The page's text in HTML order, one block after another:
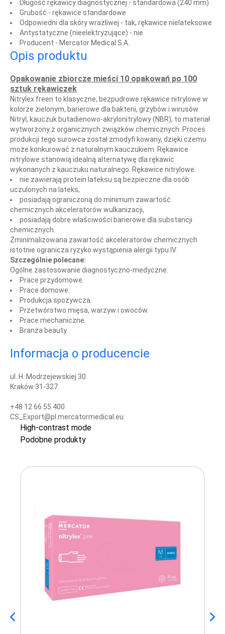
Długość rękawicy diagnostycznej - standardowa (240 mm)
Grubość - rękawice standardowe
Odpowiedni dla skóry wrażliwej - tak, rękawice nielateksowe
Antystatyczne (nieelektryzujące) - nie
Producent - Mercator Medical S.A.
Opis produktu
Opakowanie zbiorcze mieści 10 opakowań po 100
sztuk rękawiczek
Nitrylex freen to klasyczne, bezpudrowe rękawice nitrylowe w
kolorze zielonym, barierowe dla bakterii, grzybów i wirusów.
Nitryl, kauczuk butadienowo-akrylonitrylowy (NBR), to materiał
wytworzony z organicznych związków chemicznych. Proces
produkcji tego surowca został zmodyfi kowany, dzięki czemu
może konkurować z naturalnym kauczukiem. Rękawice
nitrylowe stanowią idealną alternatywę dla rękawic
wykonanych z kauczuku naturalnego. Rękawice nitrylowe:
nie zawierają protein lateksu są bezpieczne dla osób
uczulonych na lateks,
posiadają ograniczoną do minimum zawartość
chemicznych akceleratorów wulkanizacji,
posiadają dobre właściwości barierowe dla substancji
chemicznych.
Zminimalizowana zawartość akceleratorów chemicznych
istotnie ogranicza ryzyko wystąpienia alergii typu IV.
Szczególnie polecane:
Ogólne zastosowanie diagnostyczno-medyczne:
Prace przydomowe.
Prace domowe.
Produkcja spożywcza.
Przetwórstwo mięsa, warzyw i owoców.
Prace mechaniczne.
Branża beauty.
Informacja o producencie
ul. H. Modrzejewskiej 30
Kraków 31-327
+48 12 66 55 400
CS_Export@pl.mercatormedical.eu
High-contrast mode
Podobne produkty